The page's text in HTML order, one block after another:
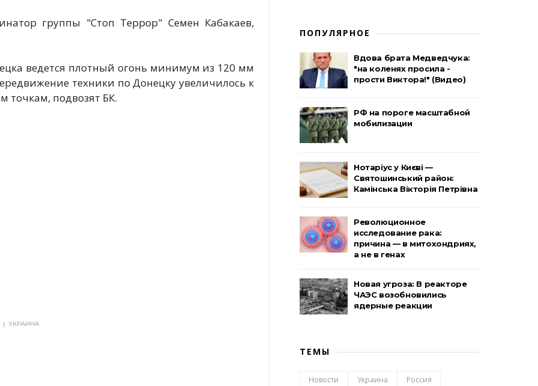
группы "Стоп Террор" Семен Кабакаев,
ведется плотный огонь минимум из 120 мм
техники по Донецку увеличилось к
точкам, подвозят БК.
| УКРАИНА
ПОПУЛЯРНОЕ
Вдова брата Медведчука:
"на коленях просила -
прости Виктора!" (Видео)
РФ на пороге масштабной
мобилизации
Нотаріус у Києві —
Святошинський район:
Камінська Вікторія Петрівна
Революционное
исследование рака:
причина — в митохондриях,
а не в генах
Новая угроза: В реакторе
ЧАЭС возобновились
ядерные реакции
ТЕМЫ
Новости Украина
Россия